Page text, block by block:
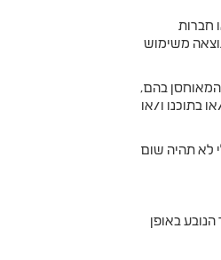
חברות
משימוש
המאוחסן בהם,
בתוכנו ו/או
לא תהיה שום
באופן